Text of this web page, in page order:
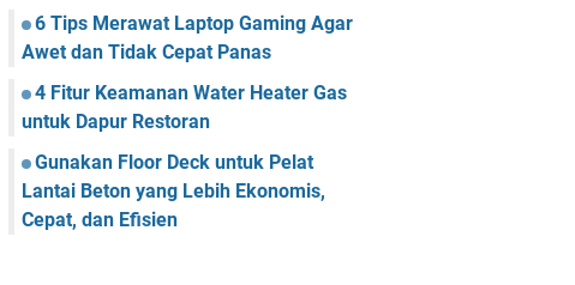
6 Tips Merawat Laptop Gaming Agar
Awet dan Tidak Cepat Panas
4 Fitur Keamanan Water Heater Gas
untuk Dapur Restoran
Gunakan Floor Deck untuk Pelat
Lantai Beton yang Lebih Ekonomis,
Cepat, dan Efisien